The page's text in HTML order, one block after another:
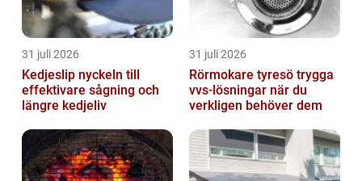
31 juli 2026
Kedjeslip nyckeln till
effektivare sågning och
längre kedjeliv
31 juli 2026
Rörmokare tyresö trygga
vvs-lösningar när du
verkligen behöver dem